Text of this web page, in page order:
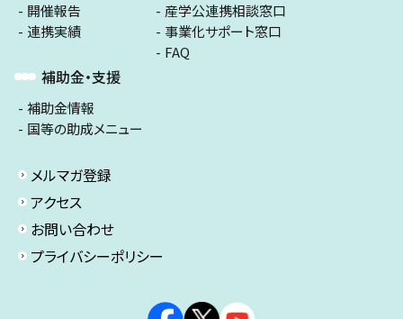
開催報告
連携実績
補助金・支援
補助金情報
国等の助成メニュー
産学公連携相談窓口
事業化サポート窓口
FAQ
メルマガ登録
アクセス
お問い合わせ
プライバシーポリシー